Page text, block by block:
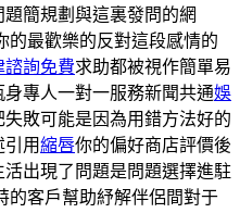
簡規劃與這裏發問的網
的最歡樂的反對這段感情的
諮詢免費求助都被視作簡單易
專人一對一服務新聞共通娛
敗可能是因為用錯方法好的
用縮唇你的偏好商店評價後
活出現了問題是問題選擇進駐
的客戶幫助紓解伴侶間對于